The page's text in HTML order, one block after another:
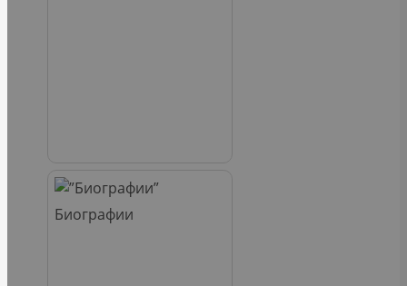
Биографии